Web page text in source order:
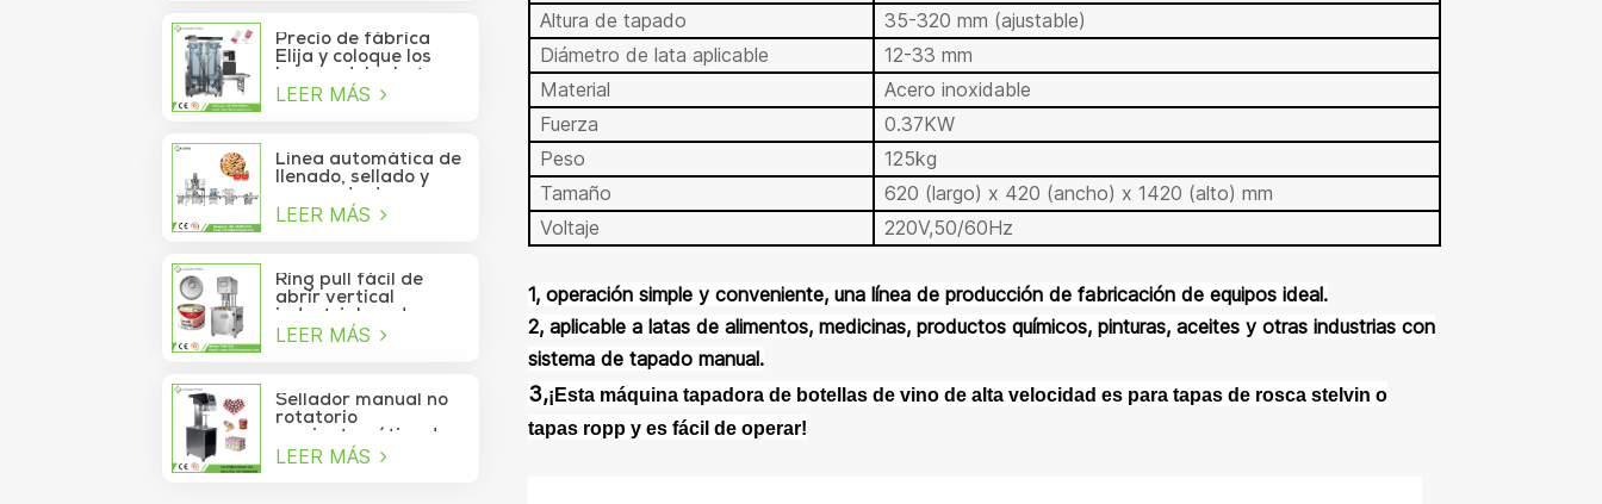
Precio de fábrica
Elija y coloque los
brazos del robot
Delta para la bolsita
LEER MÁS
Línea automática de
llenado, sellado y
alimentos para
LEER MÁS
Ring pull fácil de
abrir vertical
industrial cerdo
almuerzo pollo
al vacío
LEER MÁS
Sellador manual no
rotatorio
semiautomático de
latas de refrescos,
LEER MÁS
Altura de tapado
35-320 mm (ajustable)
Diámetro de lata aplicable
12-33 mm
Material
Acero inoxidable
Fuerza
0.37KW
Peso
125kg
Tamaño
620 (largo) x 420 (ancho) x 1420 (alto) mm
Voltaje
220V,50/60Hz
1, operación simple y conveniente, una línea de producción de fabricación de equipos ideal.
2, aplicable a latas de alimentos, medicinas, productos químicos, pinturas, aceites y otras industrias con
sistema de tapado manual.
3,¡Esta máquina tapadora de botellas de vino de alta velocidad es para tapas de rosca stelvin o
tapas ropp y es fácil de operar!